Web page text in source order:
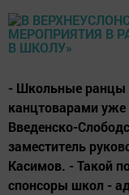
- Школьные ранцы
канцтоварами уже
Введенско-
заместитель
Касимов. - Такой
спонсоры школ -